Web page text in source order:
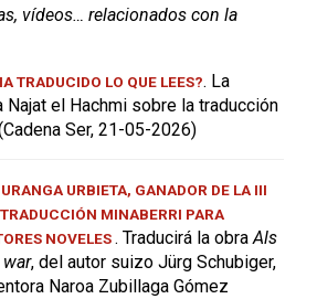
vídeos… relacionados con la
TRADUCIDO LO QUE LEES?. La
Najat el Hachmi sobre la traducción
Ser, 21-05-2026)
URBIETA, GANADOR DE LA III
MINABERRI PARA
NOVELES. Traducirá la obraAls
, del autor suizo Jürg Schubiger,
Naroa Zubillaga Gómez